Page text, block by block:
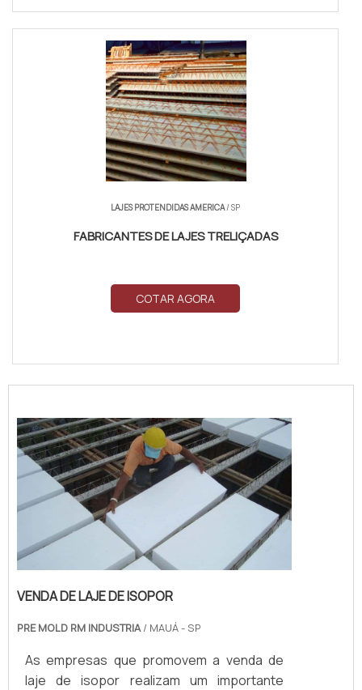
LAJES PROTENDIDAS AMERICA/ SP
FABRICANTES DE LAJES TRELIÇADAS
COTAR AGORA
VENDA DE LAJE DE ISOPOR
PRE MOLD RM INDUSTRIA / MAUÁ - SP
As empresas que promovem a venda de
laje de isopor realizam um importante